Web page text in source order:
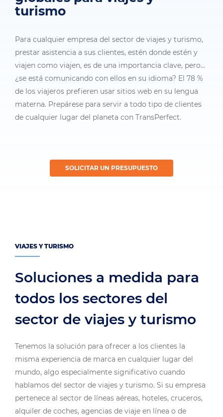
turismo
Para cualquier empresa del sector de viajes y turismo,
prestar asistencia a sus clientes, estén donde estén y
viajen como viajen, es de una importancia clave, pero…
¿se está comunicando con ellos en su idioma? El 78 %
de los viajeros prefieren usar sitios web en su lengua
materna. Prepárese para servir a todo tipo de clientes
de cualquier lugar del planeta con TransPerfect.
SOLICITAR UN PRESUPUESTO
VIAJES Y TURISMO
Soluciones a medida para
todos los sectores del
sector de viajes y turismo
Tenemos la solución para ofrecer a los clientes la
misma experiencia de marca en cualquier lugar del
mundo, algo especialmente significativo cuando
hablamos del sector de viajes y turismo. Si su empresa
pertenece al sector de líneas aéreas, hoteles, cruceros,
alquiler de coches, agencias de viaje en línea o de